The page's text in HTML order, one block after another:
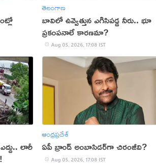
తెలంగాణ
బావిలో ఉవ్వెత్తున ఎగిసిపడ్డ నీరు.. భూ
ప్రకంపనాలే కారణమా?
Aug 05, 2026, 17:08 IST
లారీ
ఆంధ్రప్రదేశ్
ఏపీ బ్రాండ్ అంబాసిడర్‌గా చిరంజీవి?
Aug 05, 2026, 17:08 IST